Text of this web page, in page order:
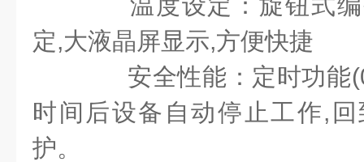
定,大液晶屏显示,方便快捷
安全性能：定时功能
时间后设备自动停止工作,
护。